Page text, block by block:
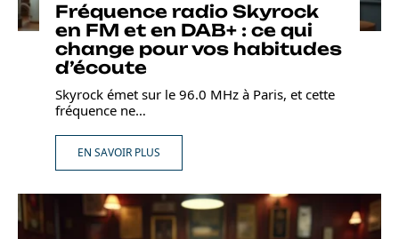
Fréquence radio Skyrock
en FM et en DAB+ : ce qui
change pour vos habitudes
d’écoute
Skyrock émet sur le 96.0 MHz à Paris, et cette
fréquence ne…
EN SAVOIR PLUS